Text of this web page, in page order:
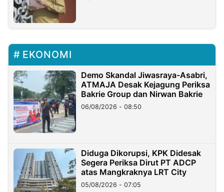
EKONOMI
Demo Skandal Jiwasraya-Asabri,
ATMAJA Desak Kejagung Periksa
Bakrie Group dan Nirwan Bakrie
06/08/2026 - 08:50
Diduga Dikorupsi, KPK Didesak
Segera Periksa Dirut PT ADCP
atas Mangkraknya LRT City
05/08/2026 - 07:05